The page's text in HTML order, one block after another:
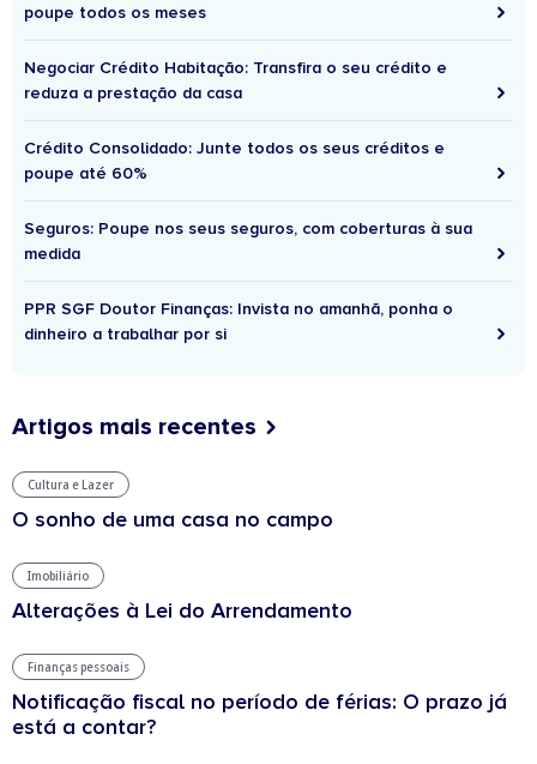
poupe todos os meses
Negociar Crédito Habitação: Transfira o seu crédito e
reduza a prestação da casa
Crédito Consolidado: Junte todos os seus créditos e
poupe até 60%
Seguros: Poupe nos seus seguros, com coberturas à sua
medida
PPR SGF Doutor Finanças: Invista no amanhã, ponha o
dinheiro a trabalhar por si
Artigos mais recentes
Cultura e Lazer
O sonho de uma casa no campo
Imobiliário
Alterações à Lei do Arrendamento
Finanças pessoais
Notificação fiscal no período de férias: O prazo já
está a contar?